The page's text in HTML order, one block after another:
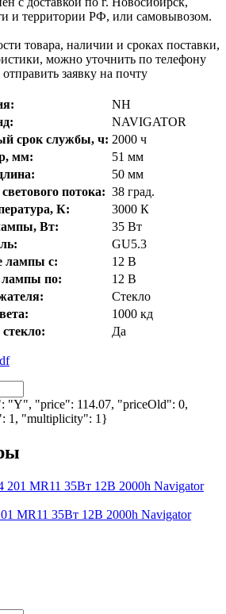
и территории РФ, или самовывозом.
товара, наличии и сроках поставки,
можно уточнить по телефону
заявку на почту
NH
NAVIGATOR
срок службы, ч: 2000 ч
мм:
51 мм
50 мм
потока: 38 град.
К:
3000 К
Вт:
35 Вт
GU5.3
лампы с:
12 В
по:
12 В
Стекло
1000 кд
Да
"Y", "price": 114.07, "priceOld": 0,
1, "multiplicity": 1}
MR11 35Вт 12В 2000h Navigator